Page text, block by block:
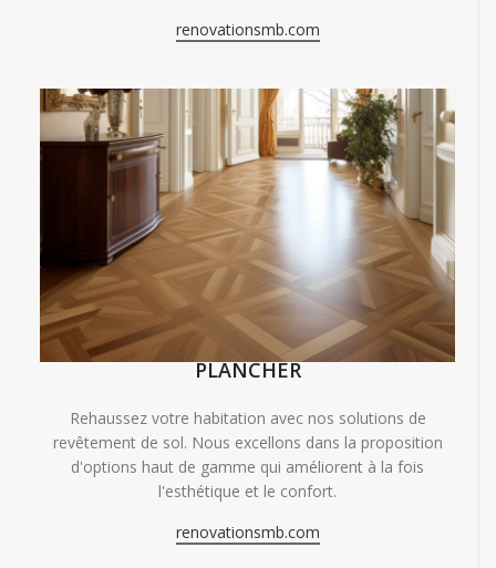
renovationsmb.com
PLANCHER
Rehaussez votre habitation avec nos solutions de
revêtement de sol. Nous excellons dans la proposition
d'options haut de gamme qui améliorent à la fois
l'esthétique et le confort.
renovationsmb.com